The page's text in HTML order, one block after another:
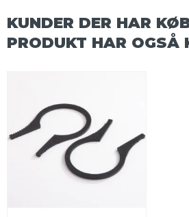
KUNDER DER HAR
PRODUKT HAR OGSÅ